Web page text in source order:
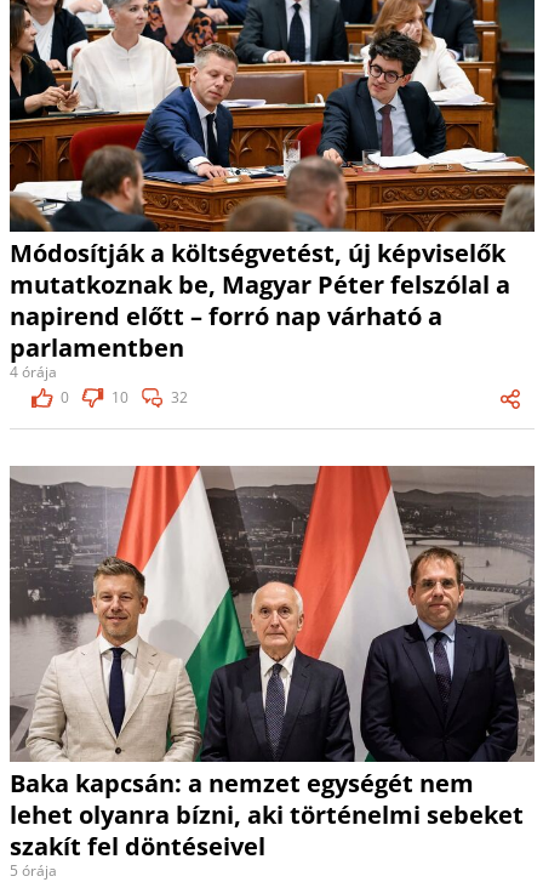
Módosítják a költségvetést, új képviselők
mutatkoznak be, Magyar Péter felszólal a
napirend előtt – forró nap várható a
parlamentben
4 órája
0
10 32
Baka kapcsán: a nemzet egységét nem
lehet olyanra bízni, aki történelmi sebeket
szakít fel döntéseivel
5 órája